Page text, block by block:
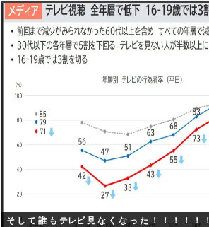
そ し て 誰 も テレビ 見 な く な っ た ！ ！ ！ ！ ！ ！